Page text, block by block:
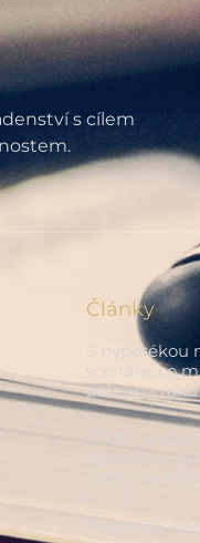
s cílem
Články
S hypotékou
scénáře, co
polovina
Chytit je
Spekulace s
Bezpečný